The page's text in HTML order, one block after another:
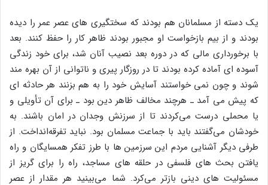
یک دسته از مسلمانان هم بودند که سختگیری های عصر عمر را دیده
بودند و از بیم بازخواست او مجبور بودند ظاهر کار را حفظ کنند. بعد
با برخورداری مالی که در دوره بعد نصیب آنان شد، برای خود زندگی
آسوده ای آماده کرده بودند تا در روزگار پیری و ناتوانی از آن بهره مند
شوند و چون نمی خواستند آسایش خود را به هم بزنند هر حادثه ای
که پیش می آمد ـ هرچند مخالف ظاهر دین بود ـ برای آن تأویلی و
یا محملی درست می‌کردند تا از سرزنش وجدان در امان باشند. به
خودشان می‌گفتند باید با جماعت مسلمان بود. نباید تفرقه‌انداخت. از
طرفی دیگر آشنایی مردم این سرزمین ها با طرز تفکر همسایگان و راه
یافتن بحث های فلسفی در حلقه های مساجد، راه را برای گریز از
مسئولیت های دینی بازتر می‌کرد. شما می‌بینید هر مقدار از عصر